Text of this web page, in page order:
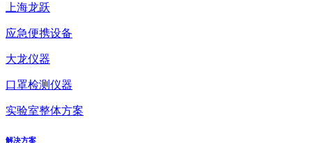
上海龙跃
应急便携设备
大龙仪器
口罩检测仪器
实验室整体方案
解决方案